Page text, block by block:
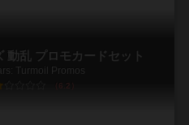
動乱 プロモカードセット
Turmoil Promos
6.2